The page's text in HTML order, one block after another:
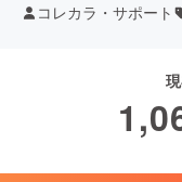
コレカラ・サポート